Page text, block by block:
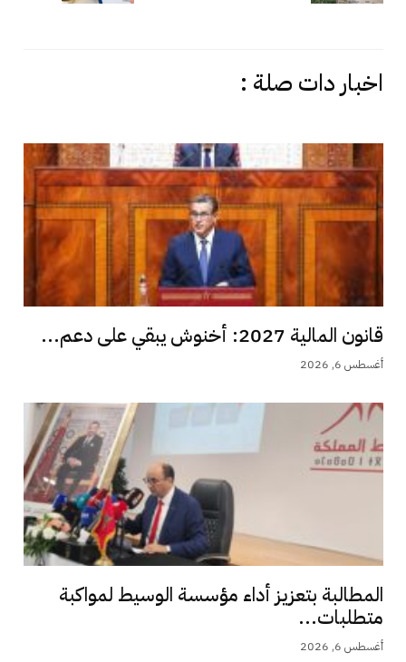
اخبار دات صلة :
قانون المالية 2027: أخنوش يبقي على دعم...
أغسطس 6, 2026
المطالبة بتعزيز أداء مؤسسة الوسيط لمواكبة
متطلبات...
أغسطس 6, 2026